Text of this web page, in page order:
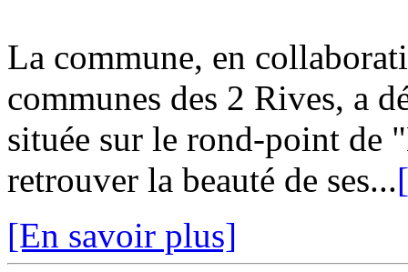
La commune, en
communes des 2 Rives, a
située sur le rond-point de
retrouver la beauté de ses...
[En savoir plus]